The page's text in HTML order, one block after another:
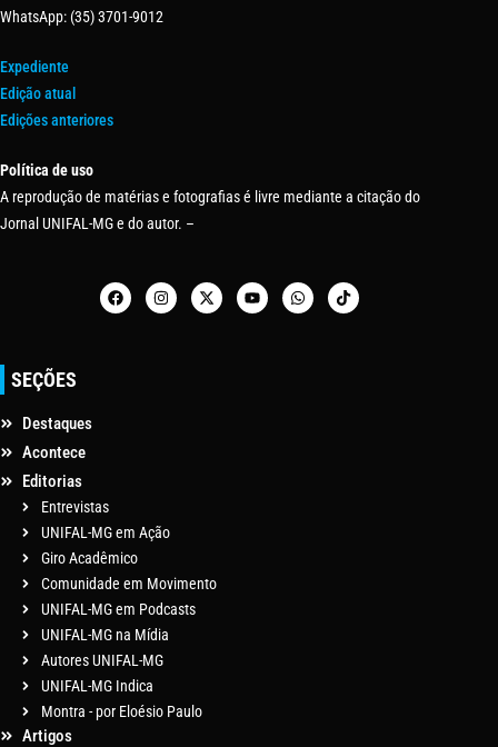
WhatsApp: (35) 3701-9012
Expediente
Edição atual
Edições anteriores
Política de uso
A reprodução de matérias e fotografias é livre mediante a citação do
Jornal UNIFAL-MG e do autor. –
SEÇÕES
Destaques
Acontece
Editorias
Entrevistas
UNIFAL-MG em Ação
Giro Acadêmico
Comunidade em Movimento
UNIFAL-MG em Podcasts
UNIFAL-MG na Mídia
Autores UNIFAL-MG
UNIFAL-MG Indica
Montra - por Eloésio Paulo
Artigos